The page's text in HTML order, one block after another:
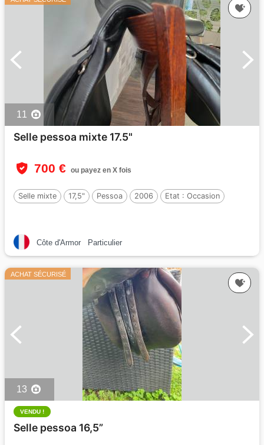
11
Selle pessoa mixte 17.5"
700 € ou payez en X fois
Selle mixte 17,5" Pessoa 2006 Etat : Occasion
Côte d'Armor Particulier
ACHAT SÉCURISÉ
13
VENDU !
Selle pessoa 16,5”